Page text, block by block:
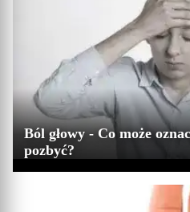
Ból głowy - Co może
pozbyć?